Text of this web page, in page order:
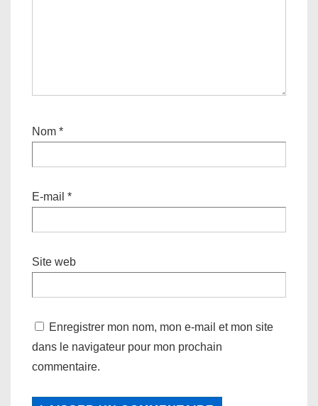
Nom *
E-mail *
Site web
Enregistrer mon nom, mon e-mail et mon site
dans le navigateur pour mon prochain
commentaire.